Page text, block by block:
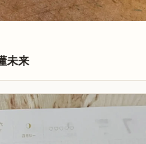
未来